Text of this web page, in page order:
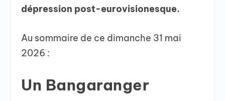
dépression post-eurovisionesque.
Au sommaire de ce dimanche 31 mai
2026 :
Un Bangaranger